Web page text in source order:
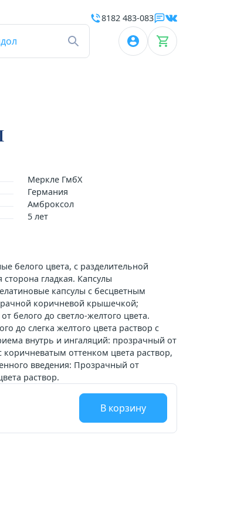
8182 483-083
Меркле ГмбХ
Германия
Амброксол
5 лет
белого цвета, с разделительной
гладкая. Капсулы
капсулы с бесцветным
коричневой крышечкой;
белого до светло-желтого цвета.
до слегка желтого цвета раствор с
внутрь и ингаляций: прозрачный от
коричневатым оттенком цвета раствор,
введения: Прозрачный от
раствор.
В корзину